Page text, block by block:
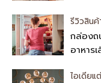
รีวิวสินค้
กล่องถ
อาหาร
ไอเดียแ